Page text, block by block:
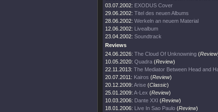
03.07.2002: EXODUS Cover
29.06.2002: Titel des neuen Albums
28.06.2002: Werkeln an neuem Material
12.06.2002: Livealbum
23.04.2002: Soundtrack
Reviews
24.06.2026: The Cloud Of Unknowning (Review
10.05.2020: Quadra (Review)
22.11.2013: The Mediator Between Head and
20.07.2011: Kairos (Review)
20.12.2009: Arise (Classic)
25.01.2009: A-Lex (Review)
10.03.2006: Dante XXI (Review)
18.01.2006: Live In Sao Paulo (Review)